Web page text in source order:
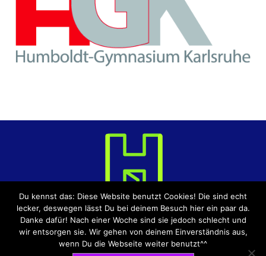
DATENSCHUTZERKLÄRUNG
IMPRESSUM
Du kennst das: Diese Website benutzt Cookies! Die sind echt
lecker, deswegen lässt Du bei deinem Besuch hier ein paar da.
Danke dafür! Nach einer Woche sind sie jedoch schlecht und
wir entsorgen sie. Wir gehen von deinem Einverständnis aus,
wenn Du die Webseite weiter benutzt^^